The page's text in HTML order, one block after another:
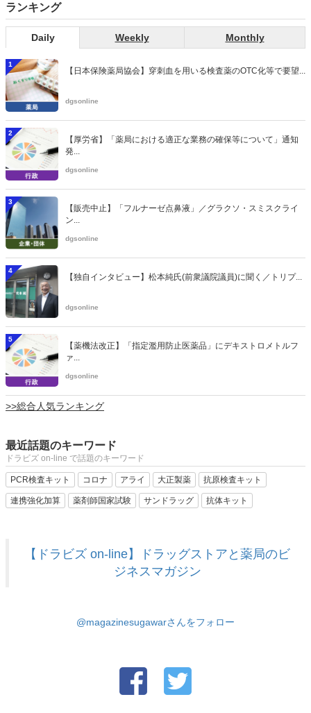
ランキング
Daily Weekly Monthly
1
【日本保険薬局協会】穿刺血を用いる検査薬のOTC化等で要望...
dgsonline
2
【厚労省】「薬局における適正な業務の確保等について」通知
発...
dgsonline
3
【販売中止】「フルナーゼ点鼻液」／グラクソ・スミスクライ
ン...
dgsonline
4
【独自インタビュー】松本純氏(前衆議院議員)に聞く／トリプ...
dgsonline
5
【薬機法改正】「指定濫用防止医薬品」にデキストロメトルフ
ァ...
dgsonline
>>総合人気ランキング
最近話題のキーワード
ドラビズ on-line で話題のキーワード
PCR検査キット コロナ アライ 大正製薬 抗原検査キット
連携強化加算 薬剤師国家試験 サンドラッグ 抗体キット
【ドラビズ on-line】ドラッグストアと薬局のビ
ジネスマガジン
@magazinesugawarさんをフォロー